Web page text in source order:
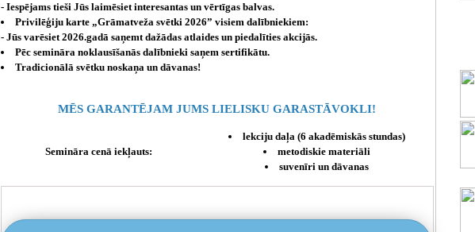
- Iespējams tieši Jūs laimēsiet interesantas un vērtīgas balvas.
Privilēģiju karte „Grāmatveža svētki 2026” visiem dalībniekiem:
- Jūs varēsiet 2026.gadā saņemt dažādas atlaides un piedalīties akcijās.
Pēc semināra noklausīšanās dalībnieki saņem sertifikātu.
Tradicionālā svētku noskaņa un dāvanas!
MĒS GARANTĒJAM JUMS LIELISKU GARASTĀVOKLI!
Semināra cenā iekļauts:
lekciju daļa (6 akadēmiskās stundas)
metodiskie materiāli
suvenīri un dāvanas